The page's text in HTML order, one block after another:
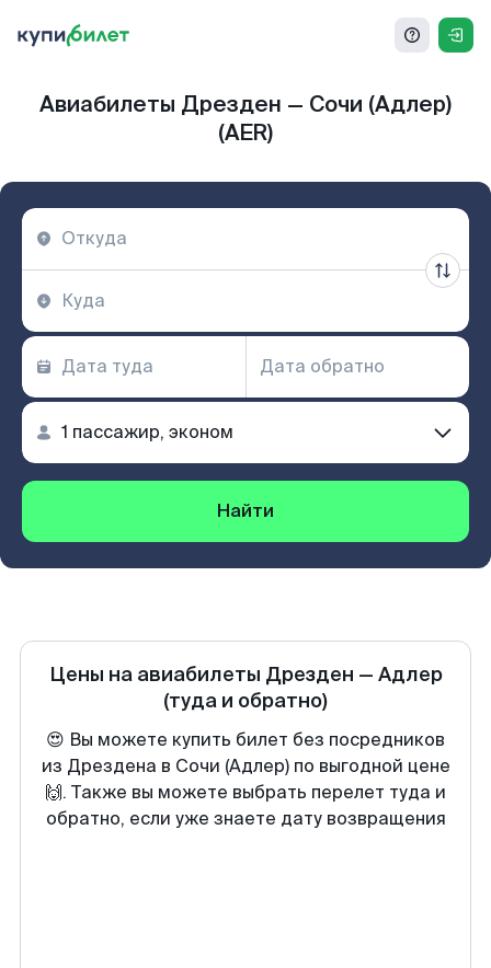
Авиабилеты Дрезден — Сочи (Адлер)
(AER)
Найти
Цены на авиабилеты Дрезден — Адлер
(туда и обратно)
😍 Вы можете купить билет без посредников
из Дрездена в Сочи (Адлер) по выгодной цене
🙌. Также вы можете выбрать перелет туда и
обратно, если уже знаете дату возвращения